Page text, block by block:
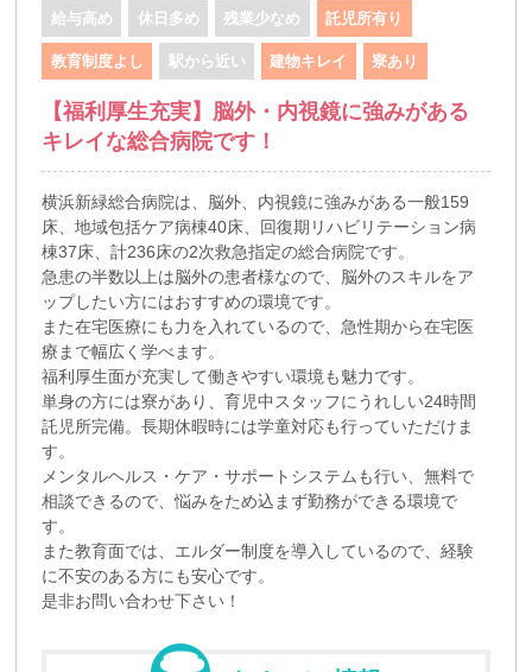
給与高め 休日多め 残業少なめ 託児所有り
教育制度よし 駅から近い 建物キレイ 寮あり
【福利厚生充実】脳外・内視鏡に強みがある
キレイな総合病院です！
横浜新緑総合病院は、脳外、内視鏡に強みがある一般159
床、地域包括ケア病棟40床、回復期リハビリテーション病
棟37床、計236床の2次救急指定の総合病院です。
急患の半数以上は脳外の患者様なので、脳外のスキルをア
ップしたい方にはおすすめの環境です。
また在宅医療にも力を入れているので、急性期から在宅医
療まで幅広く学べます。
福利厚生面が充実して働きやすい環境も魅力です。
単身の方には寮があり、育児中スタッフにうれしい24時間
託児所完備。長期休暇時には学童対応も行っていただけま
す。
メンタルヘルス・ケア・サポートシステムも行い、無料で
相談できるので、悩みをため込まず勤務ができる環境で
す。
また教育面では、エルダー制度を導入しているので、経験
に不安のある方にも安心です。
是非お問い合わせ下さい！